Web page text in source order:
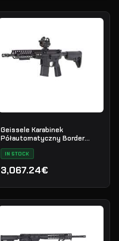
Geissele Karabinek
Półautomatyczny Border
IN STOCK
3,067.24€